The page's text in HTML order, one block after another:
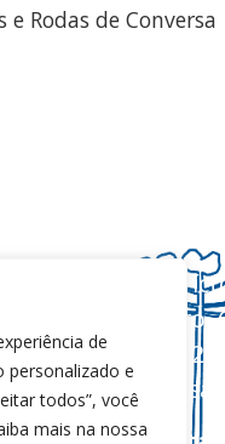
de
personalizado e
todos”, você
mais na nossa
Rodas de Conversa
Rua
Centro,
CEP